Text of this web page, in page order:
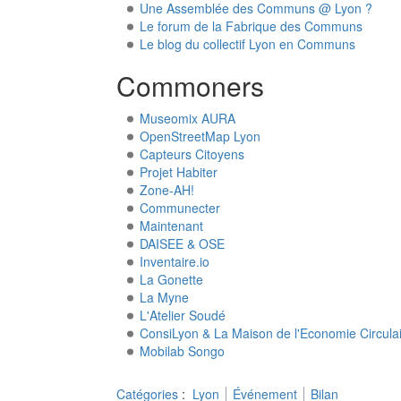
Une Assemblée des Communs @ Lyon ?
Le forum de la Fabrique des Communs
Le blog du collectif Lyon en Communs
Commoners
Museomix AURA
OpenStreetMap Lyon
Capteurs Citoyens
Projet Habiter
Zone-AH!
Communecter
Maintenant
DAISEE & OSE
Inventaire.io
La Gonette
La Myne
L'Atelier Soudé
ConsiLyon & La Maison de l'Economie
Mobilab Songo
Catégories : Lyon Événement Bilan